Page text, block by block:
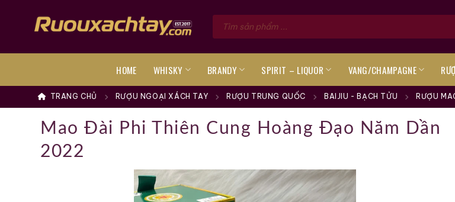
Tìm
kiếm
HOME WHISKY BRANDY SPIRIT – LIQUOR VANG/CHAMPAGNE
TRANG CHỦ RƯỢU NGOẠI XÁCH TAY RƯỢU TRUNG QUỐC BAIJIU - BẠCH TỬU RƯỢU
Mao Đài Phi Thiên Cung Hoàng Đạo Năm Dần
2022